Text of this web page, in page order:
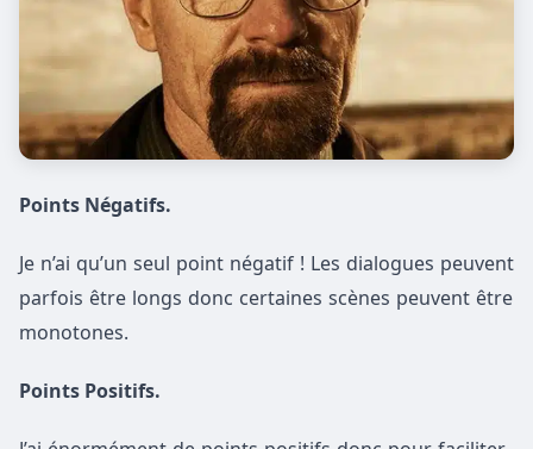
Points Négatifs.
Je n’ai qu’un seul point négatif ! Les dialogues peuvent
parfois être longs donc certaines scènes peuvent être
monotones.
Points Positifs.